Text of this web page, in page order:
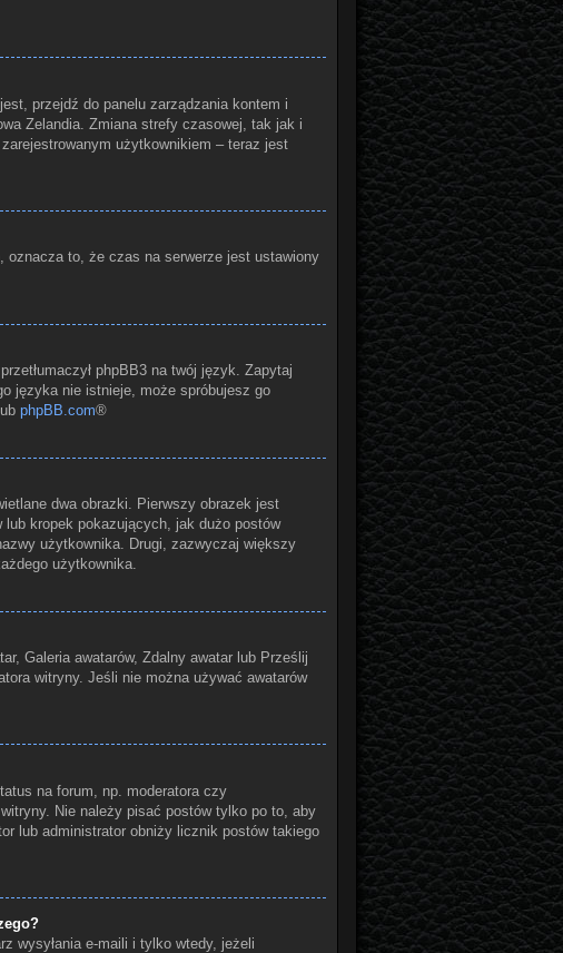
przejdź do panelu zarządzania kontem i
Zelandia. Zmiana strefy czasowej, tak jak i
użytkownikiem – teraz jest
oznacza to, że czas na serwerze jest ustawiony
phpBB3 na twój język. Zapytaj
języka nie istnieje, może spróbujesz go
phpBB.com®
dwa obrazki. Pierwszy obrazek jest
kropek pokazujących, jak dużo postów
użytkownika. Drugi, zazwyczaj większy
użytkownika.
Galeria awatarów, Zdalny awatar lub Prześlij
witryny. Jeśli nie można używać awatarów
na forum, np. moderatora czy
Nie należy pisać postów tylko po to, aby
lub administrator obniży licznik postów takiego
wysyłania e-maili i tylko wtedy, jeżeli